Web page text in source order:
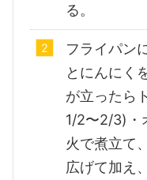
る。
フライパン
とにんにく
が立ったら
1/2〜2/3)・
火で煮立て
広げて加え